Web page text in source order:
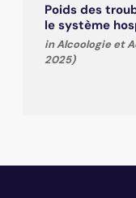
Poids des
le système
in Alcoologie et
2025)